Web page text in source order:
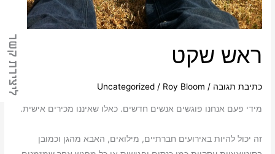
ליצירת קשר ראש שקט
כתיבת תגובה /
Uncategorized/ Roy Bloom
מידי פעם אנחנו פוגשים אנשים חדשים. כאלו שאיננו מכירים אישית.
זה יכול להיות באירועים חברתיים, מילואים, האבא מהגן וכמובן